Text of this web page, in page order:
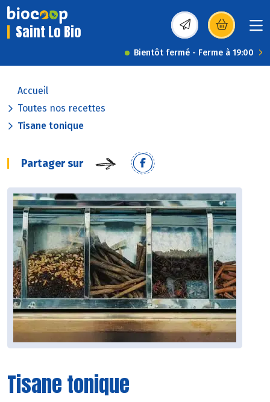
Saint Lo Bio (s’ouvre dans une
Bientôt fermé - Ferme à 19:00
Accueil
Toutes nos recettes
Tisane tonique
Partager sur
Tisane tonique